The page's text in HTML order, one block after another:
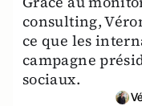
consulting,
ce que les
campagne
sociaux.